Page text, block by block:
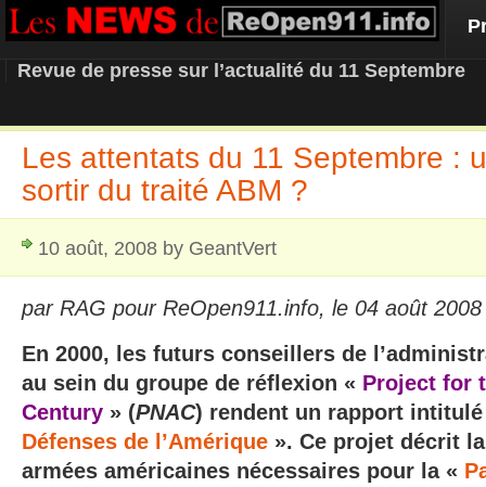
REOPEN911 – NEWS
Revue de presse sur l’actualité du 11 Septembre
Les attentats du 11 Septembre :
sortir du traité ABM ?
10 août, 2008 by GeantVert
par RAG pour ReOpen911.info, le 04 août 2008
En 2000, les futurs conseillers de
au sein du groupe de réflexion « Project for
Century » (PNAC) rendent un rapport
Défenses de l’Amérique ». Ce projet décrit
armées américaines nécessaires pour la «